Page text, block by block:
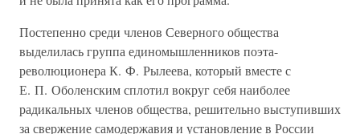
Постепенно среди членов Северного общества
выделилась группа единомышленников поэта-
революционера К. Ф. Рылеева, который вместе с
Е. П. Оболенским сплотил вокруг себя наиболее
радикальных членов общества, решительно выступивших
за свержение самодержавия и установление в России